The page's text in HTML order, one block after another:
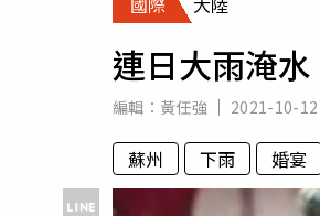
連日大雨淹
編輯： 黃任強 2021-10-
蘇州 下雨 婚宴